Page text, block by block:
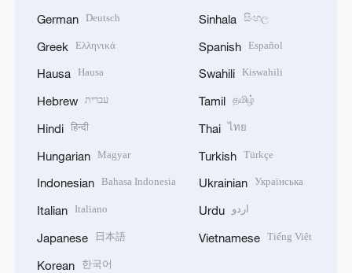
German Deutsch
Greek Ελληνικά
Hausa Hausa
Hebrew עברית
Hindi हिन्दी
Hungarian Magyar
Indonesian Bahasa Indonesia
Italian Italiano
Japanese 日本語
Korean 한국어
Sinhala සිංහල
Spanish Español
Swahili Kiswahili
Tamil தமிழ்
Thai ไทย
Turkish Türkçe
Ukrainian Українська
Urdu اردو
Vietnamese Tiếng Việt